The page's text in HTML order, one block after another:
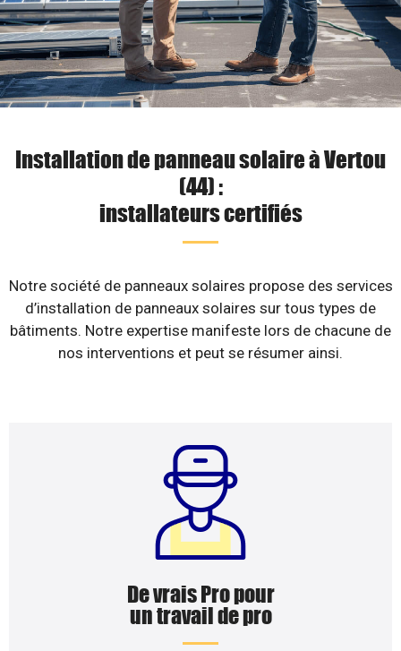
Installation de panneau solaire à Vertou
(44) :
installateurs certifiés
Notre société de panneaux solaires propose des services
d’installation de panneaux solaires sur tous types de
bâtiments. Notre expertise manifeste lors de chacune de
nos interventions et peut se résumer ainsi.
De vrais Pro pour
un travail de pro